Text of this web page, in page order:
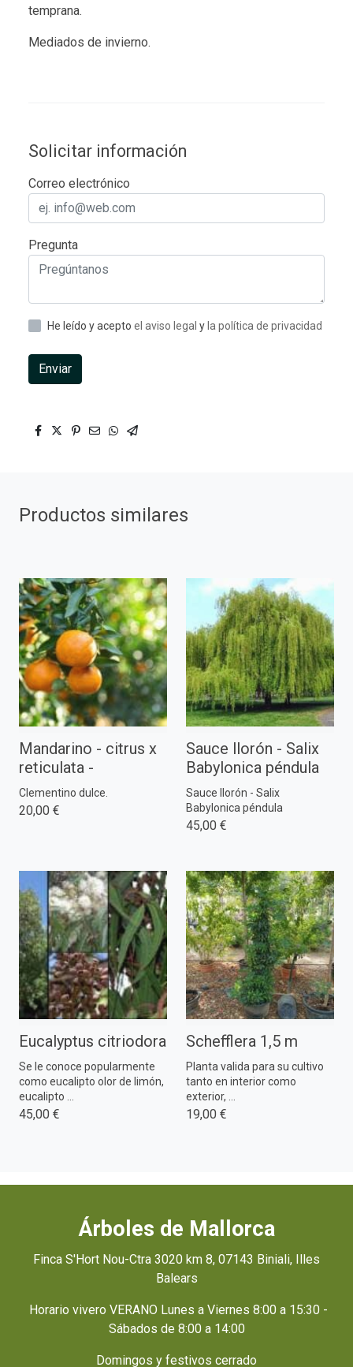
temprana.
Mediados de invierno.
Solicitar información
Correo electrónico
Pregunta
He leído y acepto el aviso legal y la política de privacidad
Enviar
Productos similares
Mandarino - citrus x
reticulata -
Clementino dulce.
20,00 €
Sauce llorón - Salix
Babylonica péndula
Sauce llorón - Salix
Babylonica péndula
45,00 €
Eucalyptus citriodora
Se le conoce popularmente
como eucalipto olor de limón,
eucalipto ...
45,00 €
Schefflera 1,5 m
Planta valida para su cultivo
tanto en interior como
exterior, ...
19,00 €
Árboles de Mallorca
Finca S'Hort Nou-Ctra 3020 km 8, 07143 Biniali, Illes
Balears
Horario vivero VERANO Lunes a Viernes 8:00 a 15:30 -
Sábados de 8:00 a 14:00
Domingos y festivos cerrado